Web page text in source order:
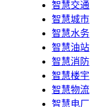
智慧交通
智慧城市
智慧水务
智慧油站
智慧消防
智慧楼宇
智慧物流
智慧电厂